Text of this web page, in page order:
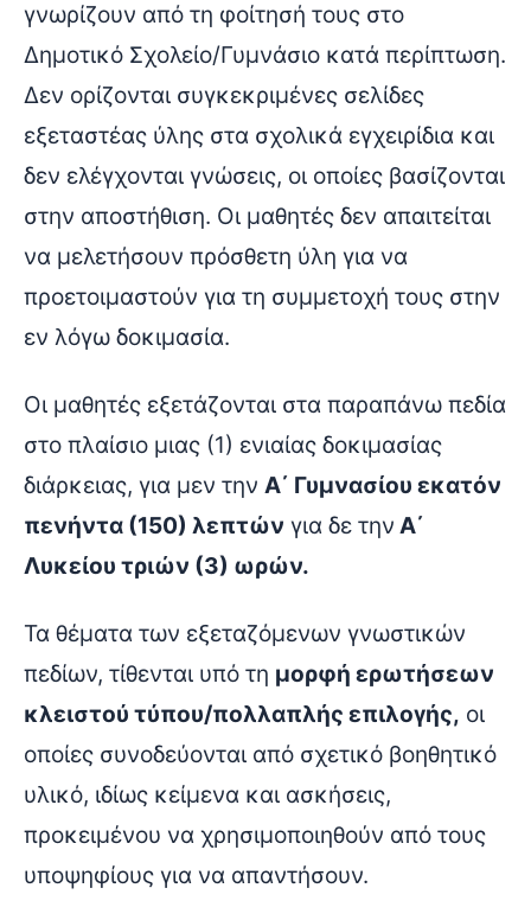
γνωρίζουν από τη φοίτησή τους στο
Δημοτικό Σχολείο/Γυμνάσιο κατά περίπτωση.
Δεν ορίζονται συγκεκριμένες σελίδες
εξεταστέας ύλης στα σχολικά εγχειρίδια και
δεν ελέγχονται γνώσεις, οι οποίες βασίζονται
στην αποστήθιση. Οι μαθητές δεν απαιτείται
να μελετήσουν πρόσθετη ύλη για να
προετοιμαστούν για τη συμμετοχή τους στην
εν λόγω δοκιμασία.
Οι μαθητές εξετάζονται στα παραπάνω πεδία
στο πλαίσιο μιας (1) ενιαίας δοκιμασίας
διάρκειας, για μεν την Α΄ Γυμνασίου εκατόν
πενήντα (150) λεπτών για δε την Α΄
Λυκείου τριών (3) ωρών.
Τα θέματα των εξεταζόμενων γνωστικών
πεδίων, τίθενται υπό τη μορφή ερωτήσεων
κλειστού τύπου/πολλαπλής επιλογής, οι
οποίες συνοδεύονται από σχετικό βοηθητικό
υλικό, ιδίως κείμενα και ασκήσεις,
προκειμένου να χρησιμοποιηθούν από τους
υποψηφίους για να απαντήσουν.